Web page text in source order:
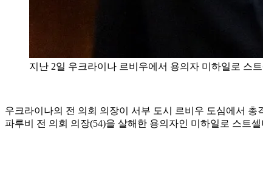
지난 2일 우크라이나 르비우에서 용의자 미하일로 스
우크라이나의 전 의회 의장이 서부 도시 르비우 도심에서
파루비 전 의회 의장(54)을 살해한 용의자인 미하일로 스트